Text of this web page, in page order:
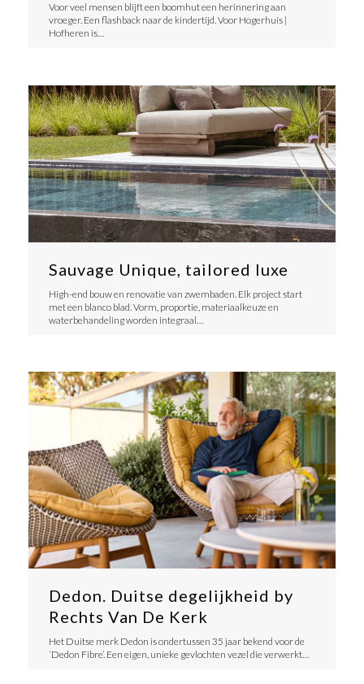
​Voor veel mensen blijft een boomhut een herinnering aan
vroeger. Een flashback naar de kindertijd. Voor Hogerhuis |
Hofheren is…
Sauvage Unique, tailored luxe
​High-end bouw en renovatie van zwembaden. Elk project start
met een blanco blad. Vorm, proportie, materiaalkeuze en
waterbehandeling worden integraal…
Dedon. Duitse degelijkheid by
Rechts Van De Kerk
​Het Duitse merk Dedon is ondertussen 35 jaar bekend voor de
‘Dedon Fibre’. Een eigen, unieke gevlochten vezel die verwerkt…